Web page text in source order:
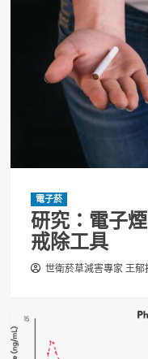
電子菸
研究：電子
戒除工具
世衛菸草減害專家 王郁